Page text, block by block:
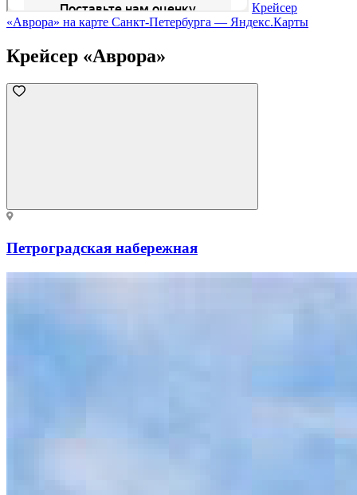
Крейсер
«Аврора» на карте Санкт‑Петербурга — Яндекс.Карты
Крейсер «Аврора»
Петроградская набережная